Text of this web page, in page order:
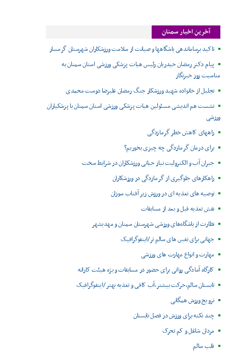
آخرین اخبار سمنان
تاکید برساماندهی باشگاهها و صیانت از سلامت ورزشکاران شهرستان گرمسار
پیام دکتر رمضان حیدریان رئیس هیات پزشکی ورزشی استان سمنان به
مناسبت روز خبرنگار
تجلیل از خانواده شهید ورزشکار جنگ رمضان علیرضا دوست محمدی
نشست هم اندیشی مسئولین هیات پزشکی ورزشی استان سمنان با پزشکیاران
ورزشی
راههای کاهش خطر گرمازدگی
برای درمان گرمازدگی چه چیزی بخوریم؟
جبران آب و الکترولیت نیاز حیاتی ورزشکاران در شرایط سخت
راهکارهای جلوگیری از گرمازدگی در ورزشکاران
توصیه های تغذیه ای در ورزش زیر آفتاب سوزان
نقش تغذیه قبل و بعد از مسابقات
نظارت از باشگاه‌های ورزشی شهرستان سمنان و مهدیشهر
جهانی برای نفس های سالم تر/اینفوگرافیک
مهارت و انواع مهارت های ورزشی
کارگاه آمادگی روانی برای حضور در مسابقات ویژه هیئت کاراته
تابستان سالم،حرکت بیشتر،آب کافی و تغذیه بهتر /اینفوگرافیک
ترویج ورزش همگانی
چند نکته برای ورزش در فصل تابستان
مردان شاغل و کم تحرک
قلب سالم